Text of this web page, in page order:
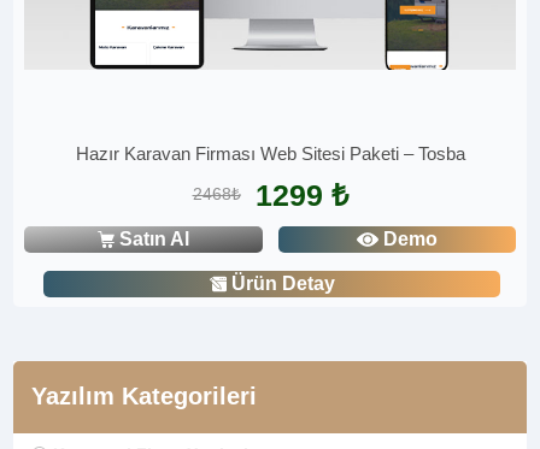
Yazılım Kategorileri
Hazır Karavan Firması Web Sitesi Paketi – Tosba
2468₺ 1299 ₺
Satın Al Demo
Ürün Detay